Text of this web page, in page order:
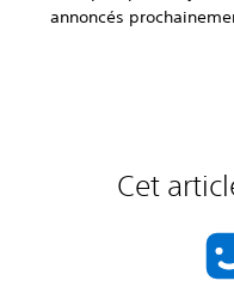
annoncés
Cet